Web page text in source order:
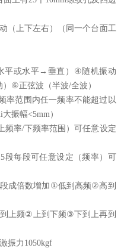
（上下左右）（同一个台面工
平或水平 → 垂直） ④ 随机振动
⑥正弦波（半波/全波）
率范围内任一频率不能超过以
大振幅<5mm ）
频率/下频率范围）可任意设定
段每段可任意设定（频率）可
段成倍数增加 ①低到高频②高到
上频② 上到下频③下到上再到
振力 1050kgf